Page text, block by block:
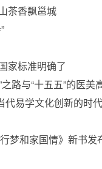
茶香飘邕城
家标准明确了
之路与“十五五”的
代易学文化创新的
梦和家国情》新书发